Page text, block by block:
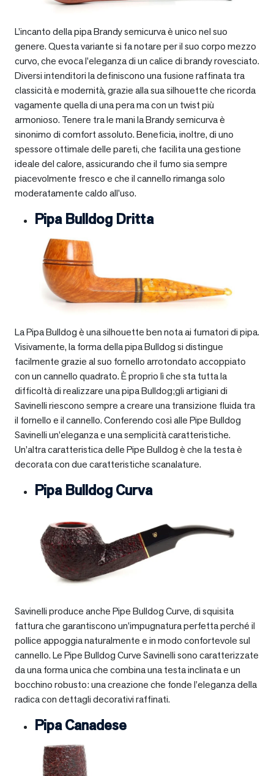
L’incanto della pipa Brandy semicurva è unico nel suo
genere. Questa variante si fa notare per il suo corpo mezzo
curvo, che evoca l’eleganza di un calice di brandy rovesciato.
Diversi intenditori la definiscono una fusione raffinata tra
classicità e modernità, grazie alla sua silhouette che ricorda
vagamente quella di una pera ma con un twist più
armonioso. Tenere tra le mani la Brandy semicurva è
sinonimo di comfort assoluto. Beneficia, inoltre, di uno
spessore ottimale delle pareti, che facilita una gestione
ideale del calore, assicurando che il fumo sia sempre
piacevolmente fresco e che il cannello rimanga solo
moderatamente caldo all’uso.
Pipa Bulldog Dritta
La Pipa Bulldog è una silhouette ben nota ai fumatori di pipa.
Visivamente, la forma della pipa Bulldog si distingue
facilmente grazie al suo fornello arrotondato accoppiato
con un cannello quadrato. È proprio lì che sta tutta la
difficoltà di realizzare una pipa Bulldog;gli artigiani di
Savinelli riescono sempre a creare una transizione fluida tra
il fornello e il cannello. Conferendo così alle Pipe Bulldog
Savinelli un’eleganza e una semplicità caratteristiche.
Un’altra caratteristica delle Pipe Bulldog è che la testa è
decorata con due caratteristiche scanalature.
Pipa Bulldog Curva
Savinelli produce anche Pipe Bulldog Curve, di squisita
fattura che garantiscono un’impugnatura perfetta perché il
pollice appoggia naturalmente e in modo confortevole sul
cannello. Le Pipe Bulldog Curve Savinelli sono caratterizzate
da una forma unica che combina una testa inclinata e un
bocchino robusto: una creazione che fonde l’eleganza della
radica con dettagli decorativi raffinati.
Pipa Canadese